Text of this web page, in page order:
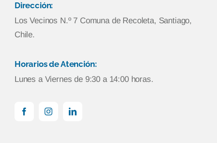
Dirección:
Los Vecinos N.º 7 Comuna de Recoleta, Santiago,
Chile.
Horarios de Atención:
Lunes a Viernes de 9:30 a 14:00 horas.